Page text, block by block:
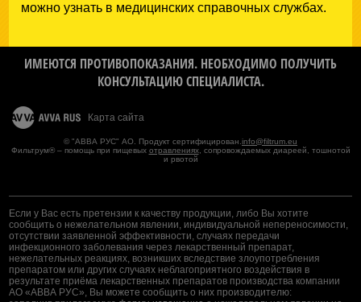
можно узнать в медицинских справочных службах.
ИМЕЮТСЯ ПРОТИВОПОКАЗАНИЯ. НЕОБХОДИМО ПОЛУЧИТЬ
КОНСУЛЬТАЦИЮ СПЕЦИАЛИСТА.
Карта сайта
© "АВВА РУС" АО. Продукт сертифицирован. info@filtrum.eu
Фильтрум® – помощь при пищевых отравлениях, сопровождаемых диареей, тошнотой
и рвотой
Если у Вас есть претензии к качеству продукции, либо Вы хотите
сообщить о нежелательном явлении, индивидуальной непереносимости,
отсутствии заявленной эффективности, случаях передачи
инфекционного заболевания через лекарственный препарат,
нежелательных реакциях, возникших вследствие злоупотребления
препаратом или других случаях неблагоприятного воздействия в
результате приёма лекарственных препаратов производства компании
АО «АВВА РУС», Вы можете сообщить о них производителю: